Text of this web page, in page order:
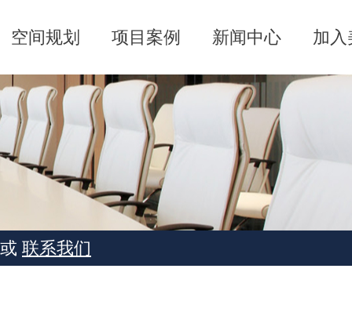
空间规划 项目案例 新闻中心 加入
联系我们